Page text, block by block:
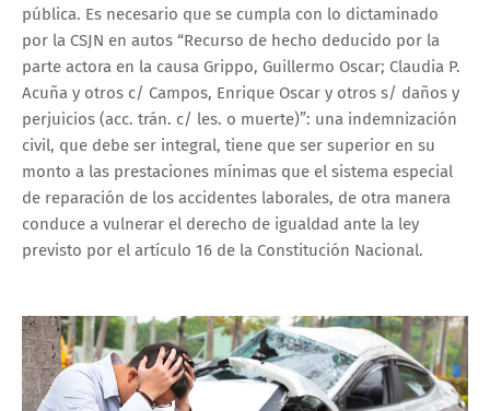
pública. Es necesario que se cumpla con lo dictaminado
por la CSJN en autos “Recurso de hecho deducido por la
parte actora en la causa Grippo, Guillermo Oscar; Claudia P.
Acuña y otros c/ Campos, Enrique Oscar y otros s/ daños y
perjuicios (acc. trán. c/ les. o muerte)”: una indemnización
civil, que debe ser integral, tiene que ser superior en su
monto a las prestaciones mínimas que el sistema especial
de reparación de los accidentes laborales, de otra manera
conduce a vulnerar el derecho de igualdad ante la ley
previsto por el artículo 16 de la Constitución Nacional.